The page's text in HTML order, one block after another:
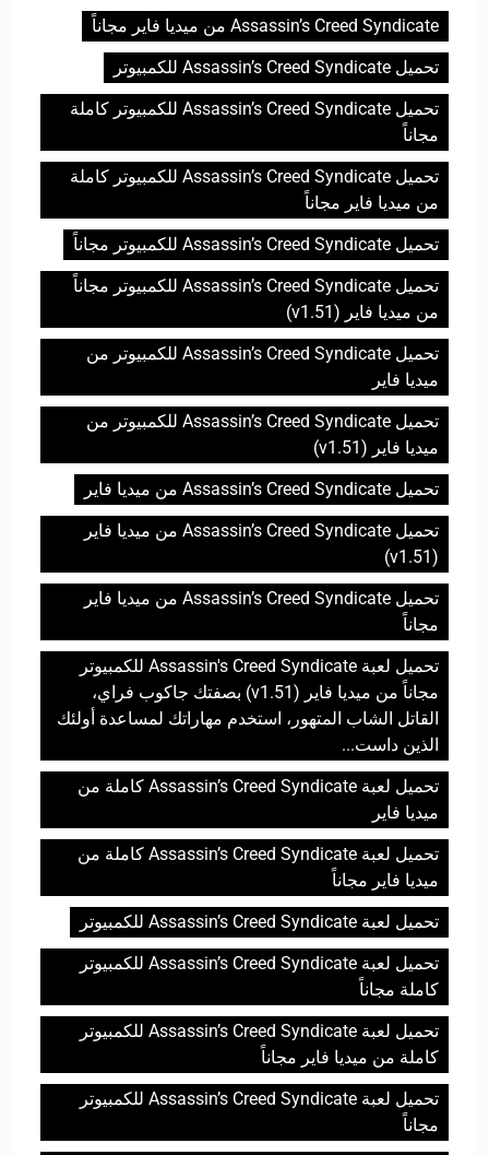
Assassin’s Creed Syndicate من ميديا فاير مجاناً
تحميل Assassin’s Creed Syndicate للكمبيوتر
تحميل Assassin’s Creed Syndicate للكمبيوتر كاملة
مجاناً
تحميل Assassin’s Creed Syndicate للكمبيوتر كاملة
من ميديا فاير مجاناً
تحميل Assassin’s Creed Syndicate للكمبيوتر مجاناً
تحميل Assassin’s Creed Syndicate للكمبيوتر مجاناً
من ميديا فاير (v1.51)
تحميل Assassin’s Creed Syndicate للكمبيوتر من
ميديا فاير
تحميل Assassin’s Creed Syndicate للكمبيوتر من
ميديا فاير (v1.51)
تحميل Assassin’s Creed Syndicate من ميديا فاير
تحميل Assassin’s Creed Syndicate من ميديا فاير
(v1.51)
تحميل Assassin’s Creed Syndicate من ميديا فاير
مجاناً
تحميل لعبة Assassin's Creed Syndicate للكمبيوتر
مجاناً من ميديا فاير (v1.51) بصفتك جاكوب فراي،
القاتل الشاب المتهور، استخدم مهاراتك لمساعدة أولئك
الذين داست...
تحميل لعبة Assassin’s Creed Syndicate كاملة من
ميديا فاير
تحميل لعبة Assassin’s Creed Syndicate كاملة من
ميديا فاير مجاناً
تحميل لعبة Assassin’s Creed Syndicate للكمبيوتر
تحميل لعبة Assassin’s Creed Syndicate للكمبيوتر
كاملة مجاناً
تحميل لعبة Assassin’s Creed Syndicate للكمبيوتر
كاملة من ميديا فاير مجاناً
تحميل لعبة Assassin’s Creed Syndicate للكمبيوتر
مجاناً